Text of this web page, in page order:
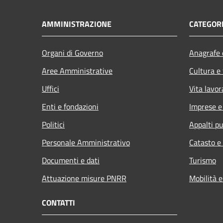
AMMINISTRAZIONE
Organi di Governo
Aree Amministrative
Uffici
Enti e fondazioni
Politici
Personale Amministrativo
Documenti e dati
Attuazione misure PNRR
Cultura
Vita
Imprese
Appalti
Catasto
Turismo
Mobilità
CONTATTI